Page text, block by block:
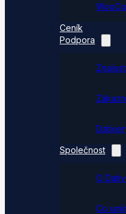
Ceník
Podpora
Společnost
O
Co